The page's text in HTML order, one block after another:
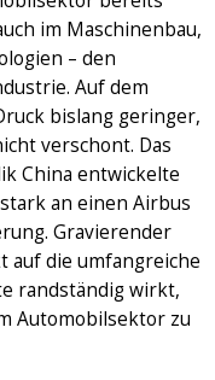
im Maschinenbau,
– den
Auf dem
bislang geringer,
verschont. Das
China entwickelte
an einen Airbus
Gravierender
auf die umfangreiche
randständig wirkt,
Automobilsektor zu